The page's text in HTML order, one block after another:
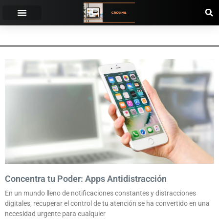
Concentra tu Poder: Apps Antidistracción
En un mundo lleno de notificaciones constantes y distracciones
digitales, recuperar el control de tu atención se ha convertido en una
necesidad urgente para cualquier